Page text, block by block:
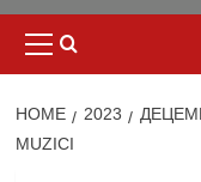
Menu
HOME 2023
MUZICI